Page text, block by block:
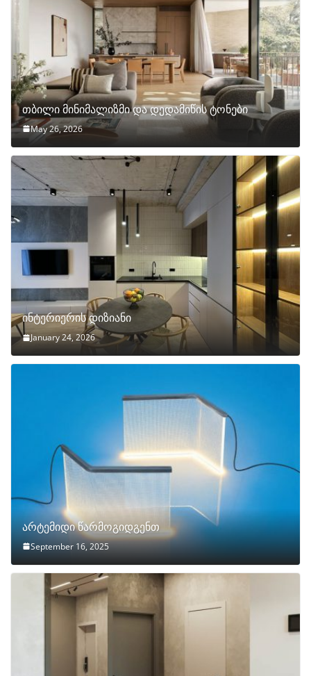
თბილი მინიმალიზმი და დედამიწის ტონები
May 26, 2026
ინტერიერის დიზიანი
January 24, 2026
არტემიდი წარმოგიდგენთ
September 16, 2025